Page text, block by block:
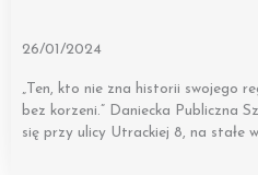
26/01/2024
„Ten, kto nie zna historii swojego
bez korzeni.” Daniecka Publiczna
się przy ulicy Utrackiej 8, na stałe